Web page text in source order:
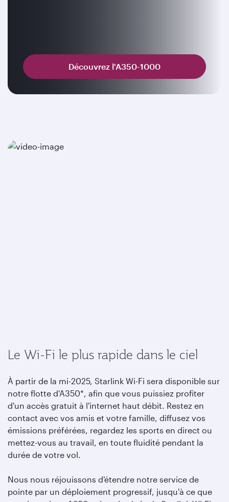
Découvrez l'A350-1000
Le Wi-Fi le plus rapide dans le ciel
À partir de la mi-2025, Starlink Wi-Fi sera disponible sur
notre flotte d'A350*, afin que vous puissiez profiter
d'un accès gratuit à l'internet haut débit. Restez en
contact avec vos amis et votre famille, diffusez vos
émissions préférées, regardez les sports en direct ou
mettez-vous au travail, en toute fluidité pendant la
durée de votre vol.
Nous nous réjouissons d'étendre notre service de
pointe par un déploiement progressif, jusqu'à ce que